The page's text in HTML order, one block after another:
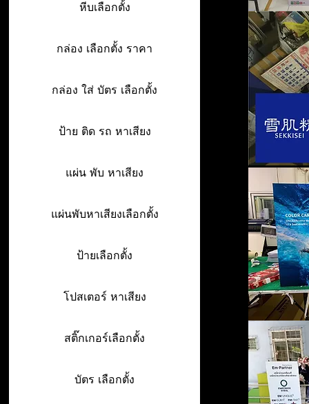
หีบเลือกตั้ง
กล่อง เลือกตั้ง ราคา
กล่อง ใส่ บัตร เลือกตั้ง
ป้าย ติด รถ หาเสียง
แผ่น พับ หาเสียง
แผ่นพับหาเสียงเลือกตั้ง
ป้ายเลือกตั้ง
โปสเตอร์ หาเสียง
สติ๊กเกอร์เลือกตั้ง
บัตร เลือกตั้ง